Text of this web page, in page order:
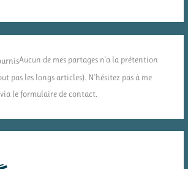
Aucun de mes partages n'a la prétention
pas les longs articles). N'hésitez pas à me
le formulaire de contact.